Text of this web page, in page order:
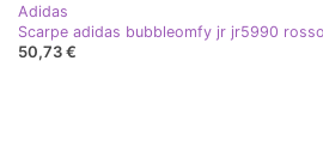
Adidas
Scarpe adidas bubbleomfy jr jr5990 rosso
50,73 €